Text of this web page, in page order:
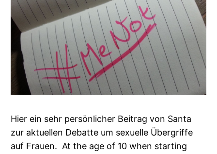
Hier ein sehr persönlicher Beitrag von Santa
zur aktuellen Debatte um sexuelle Übergriffe
auf Frauen. At the age of 10 when starting